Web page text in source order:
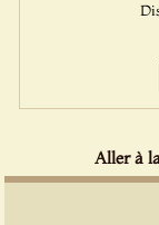
Aller à